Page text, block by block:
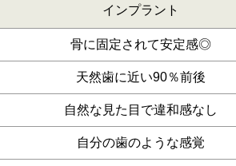
インプラント
骨に固定されて安定感◎
天然歯に近い90％前後
自然な見た目で違和感なし
自分の歯のような感覚